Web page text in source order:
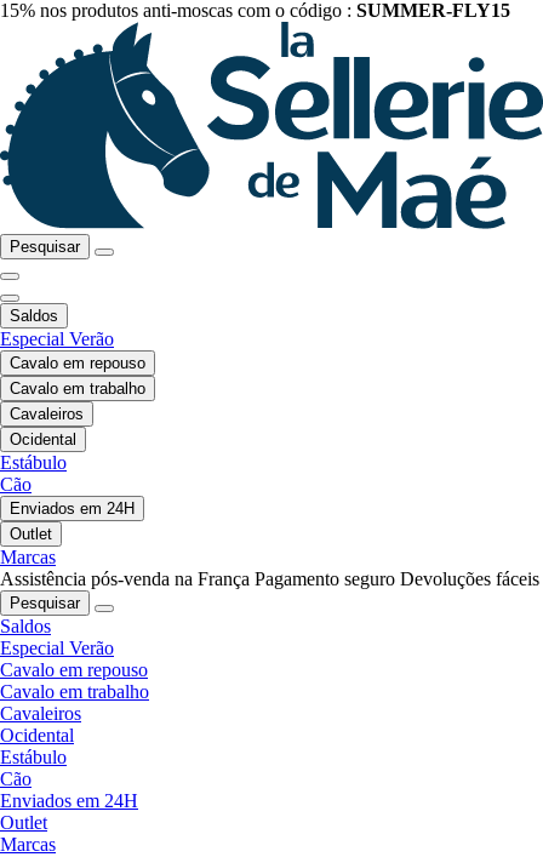
15% nos produtos anti-moscas com o código : SUMMER-FLY15
Pesquisar
Saldos
Especial Verão
Cavalo em repouso
Cavalo em trabalho
Cavaleiros
Ocidental
Estábulo
Cão
Enviados em 24H
Outlet
Marcas
Assistência pós-venda na França Pagamento seguro Devoluções fáceis
Pesquisar
Saldos
Especial Verão
Cavalo em repouso
Cavalo em trabalho
Cavaleiros
Ocidental
Estábulo
Cão
Enviados em 24H
Outlet
Marcas